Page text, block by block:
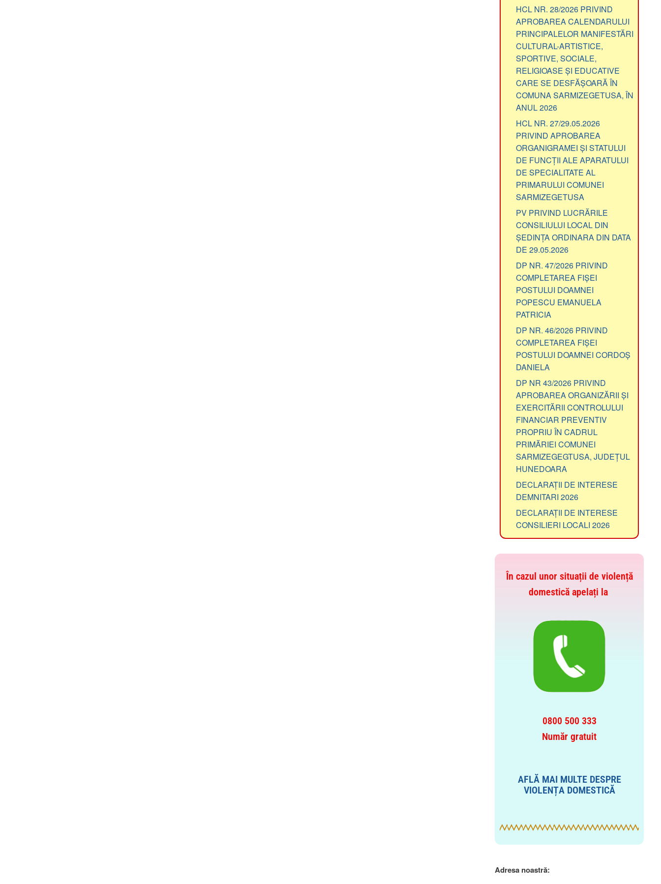
HCL NR. 28/2026 PRIVIND
APROBAREA CALENDARULUI
PRINCIPALELOR MANIFESTĂRI
CULTURAL-ARTISTICE,
SPORTIVE, SOCIALE,
RELIGIOASE ȘI EDUCATIVE
CARE SE DESFĂȘOARĂ ÎN
COMUNA SARMIZEGETUSA, ÎN
ANUL 2026
HCL NR. 27/29.05.2026
PRIVIND APROBAREA
ORGANIGRAMEI ȘI STATULUI
DE FUNCȚII ALE APARATULUI
DE SPECIALITATE AL
PRIMARULUI COMUNEI
SARMIZEGETUSA
PV PRIVIND LUCRĂRILE
CONSILIULUI LOCAL DIN
ȘEDINȚA ORDINARA DIN DATA
DE 29.05.2026
DP NR. 47/2026 PRIVIND
COMPLETAREA FIȘEI
POSTULUI DOAMNEI
POPESCU EMANUELA
PATRICIA
DP NR. 46/2026 PRIVIND
COMPLETAREA FIȘEI
POSTULUI DOAMNEI CORDOȘ
DANIELA
DP NR 43/2026 PRIVIND
APROBAREA ORGANIZĂRII ȘI
EXERCITĂRII CONTROLULUI
FINANCIAR PREVENTIV
PROPRIU ÎN CADRUL
PRIMĂRIEI COMUNEI
SARMIZEGEGTUSA, JUDEȚUL
HUNEDOARA
DECLARAȚII DE INTERESE
DEMNITARI 2026
DECLARAȚII DE INTERESE
CONSILIERI LOCALI 2026
În cazul unor situații de violență
domestică apelați la
0800 500 333
Număr gratuit
AFLĂ MAI MULTE DESPRE
VIOLENȚA DOMESTICĂ
Adresa noastră: